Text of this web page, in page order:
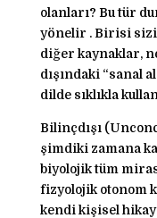
olanları? Bu tür
yönelir . Birisi
diğer kaynaklar,
dışındaki “sanal
dilde sıklıkla
Bilinçdışı
şimdiki zamana
biyolojik tüm
fizyolojik otonom
kendi kişisel